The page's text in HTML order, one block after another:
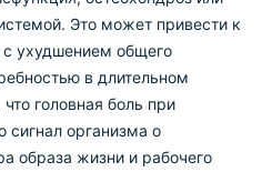
Это может привести к
ухудшением общего
в длительном
головная боль при
сигнал организма о
образа жизни и рабочего